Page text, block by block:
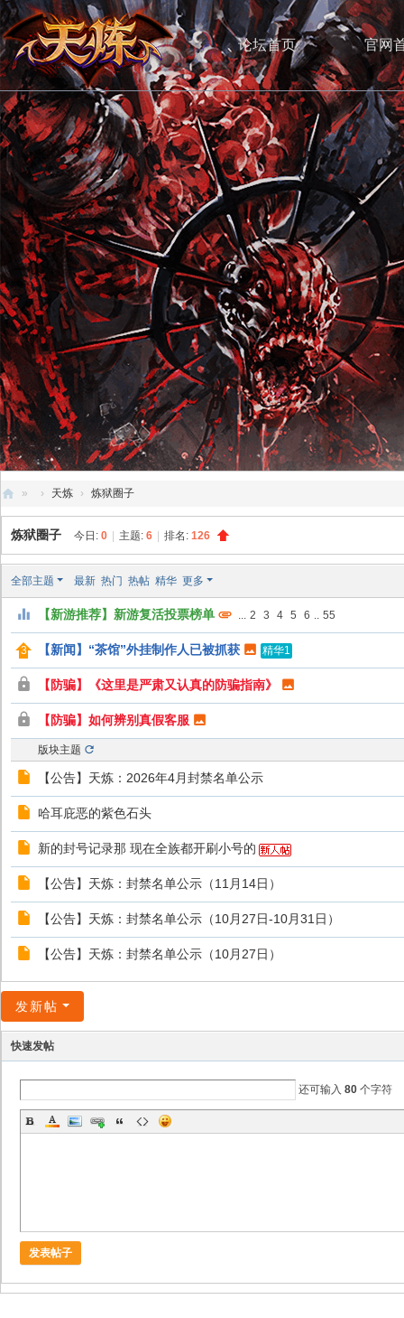
论坛首页 官网
创
天
区
» › 天炼 › 炼狱圈子
炼狱圈子 今日: 0 主题: 6 排名: 126
全部主题 最新 热门 热帖 精华 更多
【新游推荐】新游复活投票榜单 ... 2 3 4 5 6 .. 55
【新闻】“茶馆”外挂制作人已被抓获 精华1
【防骗】《这里是严肃又认真的防骗指南》
【防骗】如何辨别真假客服
版块主题
【公告】天炼：2026年4月封禁名单公示
哈耳庇恶的紫色石头
新的封号记录那 现在全族都开刷小号的
【公告】天炼：封禁名单公示（11月14日）
【公告】天炼：封禁名单公示（10月27日-10月31日）
【公告】天炼：封禁名单公示（10月27日）
发新帖
快速发帖
还可输入 80 个字符
发表帖子